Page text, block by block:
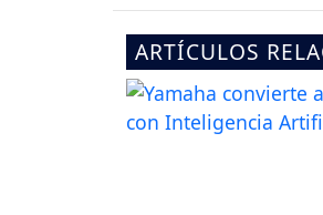
ARTÍCULOS